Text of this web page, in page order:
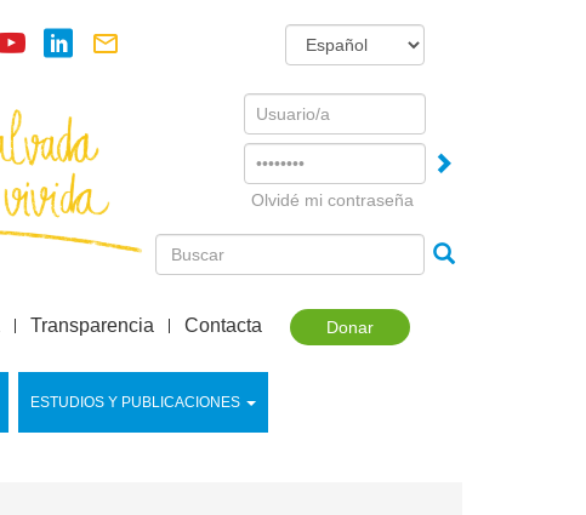
Username
Olvidé mi contraseña
Donar
ESTUDIOS Y PUBLICACIONES
Transparencia Contacta